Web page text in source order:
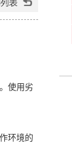
使用劣
环境的